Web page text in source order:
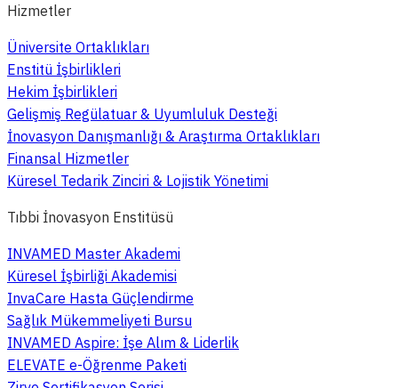
Hizmetler
Üniversite Ortaklıkları
Enstitü İşbirlikleri
Hekim İşbirlikleri
Gelişmiş Regülatuar & Uyumluluk Desteği
İnovasyon Danışmanlığı & Araştırma Ortaklıkları
Finansal Hizmetler
Küresel Tedarik Zinciri & Lojistik Yönetimi
Tıbbi İnovasyon Enstitüsü
INVAMED Master Akademi
Küresel İşbirliği Akademisi
InvaCare Hasta Güçlendirme
Sağlık Mükemmeliyeti Bursu
INVAMED Aspire: İşe Alım & Liderlik
ELEVATE e-Öğrenme Paketi